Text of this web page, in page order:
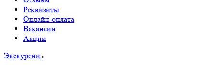
Реквизиты
Онлайн-оплата
Вакансии
Акции
Экскурсии